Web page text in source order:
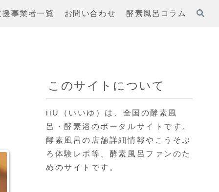
援事業者一覧 お問い合わせ 酵素風呂コラム
このサイトについて
iiU（いいゆ）は、全国の酵素風
呂・酵素浴のポータルサイトです。
酵素風呂の店舗詳細情報やこうそぶ
ろ体験レポ等、酵素風呂ファンのた
めのサイトです。